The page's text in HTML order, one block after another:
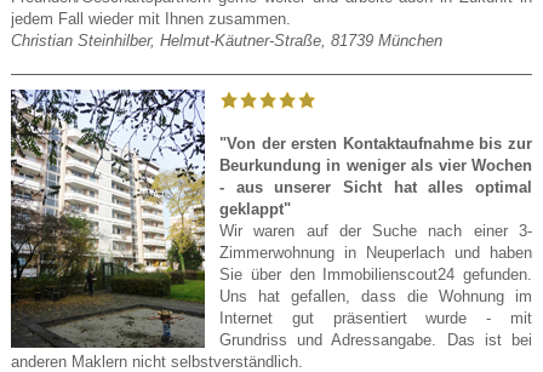
jedem Fall wieder mit Ihnen zusammen.
Christian Steinhilber, Helmut-Käutner-Straße, 81739 München
"Von der ersten Kontaktaufnahme bis zur
Beurkundung in weniger als vier Wochen
- aus unserer Sicht hat alles optimal
geklappt"
Wir waren auf der Suche nach einer 3-
Zimmerwohnung in Neuperlach und haben
Sie über den Immobilienscout24 gefunden.
Uns hat gefallen, dass die Wohnung im
Internet gut präsentiert wurde - mit
Grundriss und Adressangabe. Das ist bei
anderen Maklern nicht selbstverständlich.